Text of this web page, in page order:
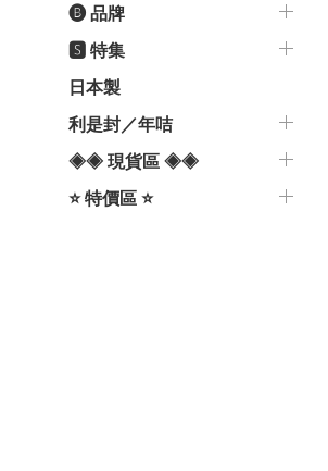
🅑 品牌
🆂 特集
日本製
利是封／年咭
◈◈ 現貨區 ◈◈
⭐️ 特價區 ⭐️